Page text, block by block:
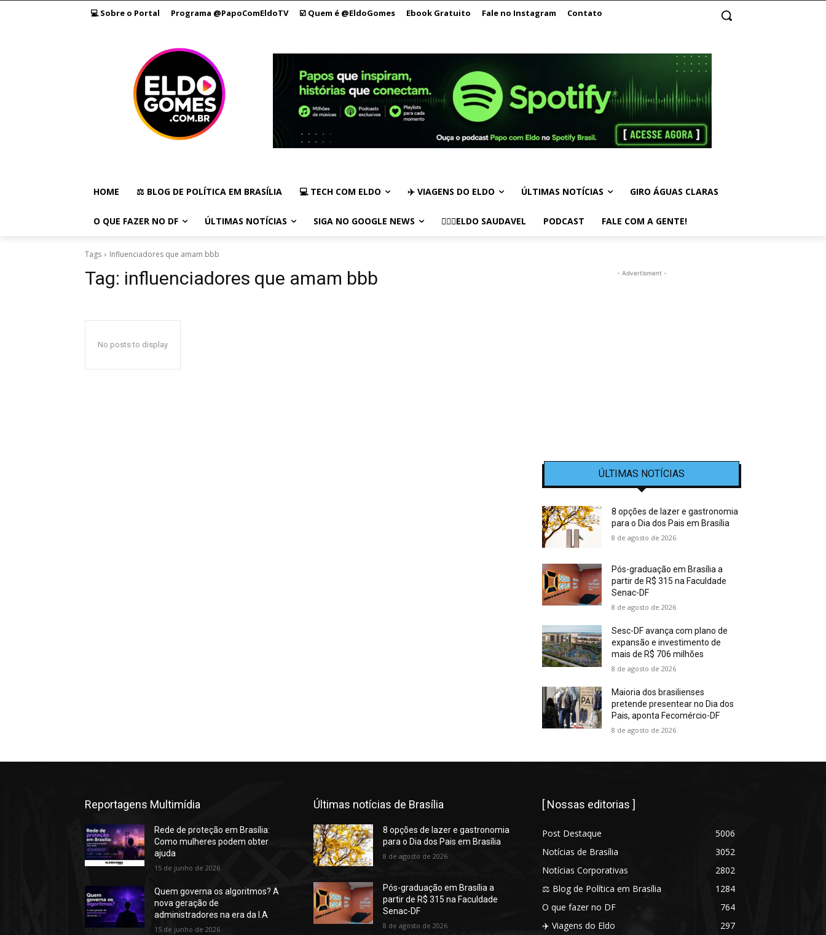
💻 Sobre o Portal Programa @PapoComEldoTV ☑️ Quem é @EldoGomes Ebook Gratuito Fale no Instagram Contato
HOME ⚖️ BLOG DE POLÍTICA EM BRASÍLIA 💻 TECH COM ELDO ✈️ VIAGENS DO ELDO ÚLTIMAS NOTÍCIAS GIRO ÁGUAS CLARAS
O QUE FAZER NO DF ÚLTIMAS NOTÍCIAS SIGA NO GOOGLE NEWS 🏃🏻‍♂️ELDO SAUDAVEL PODCAST FALE COM A GENTE!
Tags Influenciadores que amam bbb
Tag: influenciadores que amam bbb
No posts to display
- Advertisment -
ÚLTIMAS NOTÍCIAS
8 opções de lazer e gastronomia
para o Dia dos Pais em Brasília
8 de agosto de 2026
Pós-graduação em Brasília a
partir de R$ 315 na Faculdade
Senac-DF
8 de agosto de 2026
Sesc-DF avança com plano de
expansão e investimento de
mais de R$ 706 milhões
8 de agosto de 2026
Maioria dos brasilienses
pretende presentear no Dia dos
Pais, aponta Fecomércio-DF
8 de agosto de 2026
Reportagens Multimídia
Rede de proteção em Brasília:
Como mulheres podem obter
ajuda
15 de junho de 2026
Quem governa os algoritmos? A
nova geração de
administradores na era da I.A
15 de junho de 2026
Últimas notícias de Brasília
8 opções de lazer e gastronomia
para o Dia dos Pais em Brasília
8 de agosto de 2026
Pós-graduação em Brasília a
partir de R$ 315 na Faculdade
Senac-DF
8 de agosto de 2026
[ Nossas editorias ]
Post Destaque
5006
Notícias de Brasília
3052
Notícias Corporativas
2802
⚖️ Blog de Política em Brasília
1284
O que fazer no DF
764
✈️ Viagens do Eldo
297